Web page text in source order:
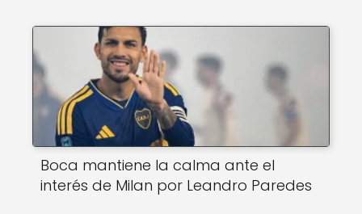
Boca mantiene la calma ante el
interés de Milan por Leandro Paredes